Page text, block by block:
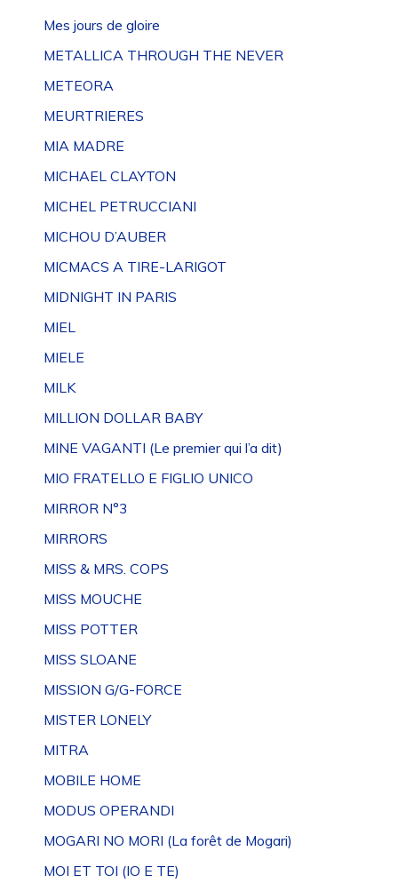
Mes jours de gloire
METALLICA THROUGH THE NEVER
METEORA
MEURTRIERES
MIA MADRE
MICHAEL CLAYTON
MICHEL PETRUCCIANI
MICHOU D’AUBER
MICMACS A TIRE-LARIGOT
MIDNIGHT IN PARIS
MIEL
MIELE
MILK
MILLION DOLLAR BABY
MINE VAGANTI (Le premier qui l’a dit)
MIO FRATELLO E FIGLIO UNICO
MIRROR N°3
MIRRORS
MISS & MRS. COPS
MISS MOUCHE
MISS POTTER
MISS SLOANE
MISSION G/G-FORCE
MISTER LONELY
MITRA
MOBILE HOME
MODUS OPERANDI
MOGARI NO MORI (La forêt de Mogari)
MOI ET TOI (IO E TE)